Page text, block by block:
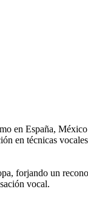
en España,
en técnicas
forjando un
vocal.